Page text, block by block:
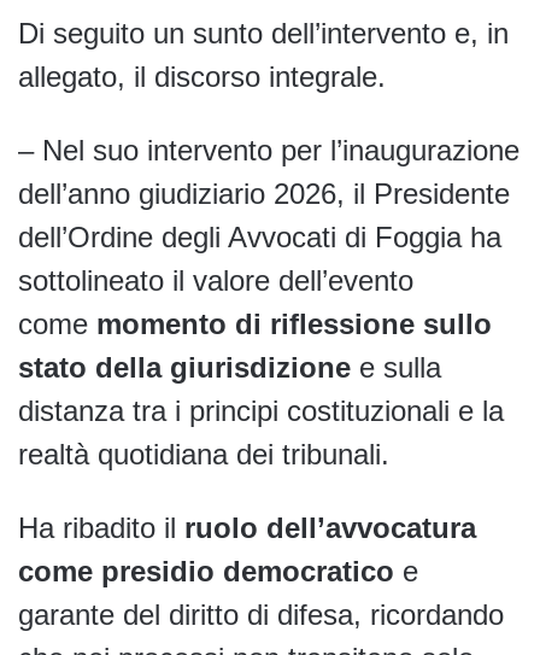
Di seguito un sunto dell’intervento e, in
allegato, il discorso integrale.
– Nel suo intervento per l’inaugurazione
dell’anno giudiziario 2026, il Presidente
dell’Ordine degli Avvocati di Foggia ha
sottolineato il valore dell’evento
come momento di riflessione sullo
stato della giurisdizione e sulla
distanza tra i principi costituzionali e la
realtà quotidiana dei tribunali.
Ha ribadito il ruolo dell’avvocatura
come presidio democratico e
garante del diritto di difesa, ricordando